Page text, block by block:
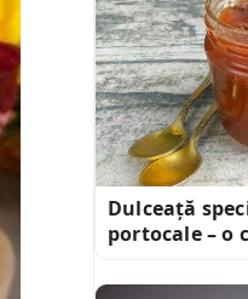
Dulceață
portocale – o